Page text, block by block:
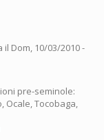
il Dom, 10/03/2010 -
pre-seminole:
Ocale, Tocobaga,